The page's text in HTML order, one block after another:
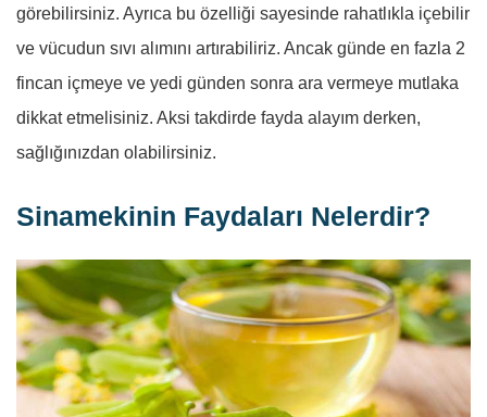
görebilirsiniz. Ayrıca bu özelliği sayesinde rahatlıkla içebilir
ve vücudun sıvı alımını artırabiliriz. Ancak günde en fazla 2
fincan içmeye ve yedi günden sonra ara vermeye mutlaka
dikkat etmelisiniz. Aksi takdirde fayda alayım derken,
sağlığınızdan olabilirsiniz.
Sinamekinin Faydaları Nelerdir?